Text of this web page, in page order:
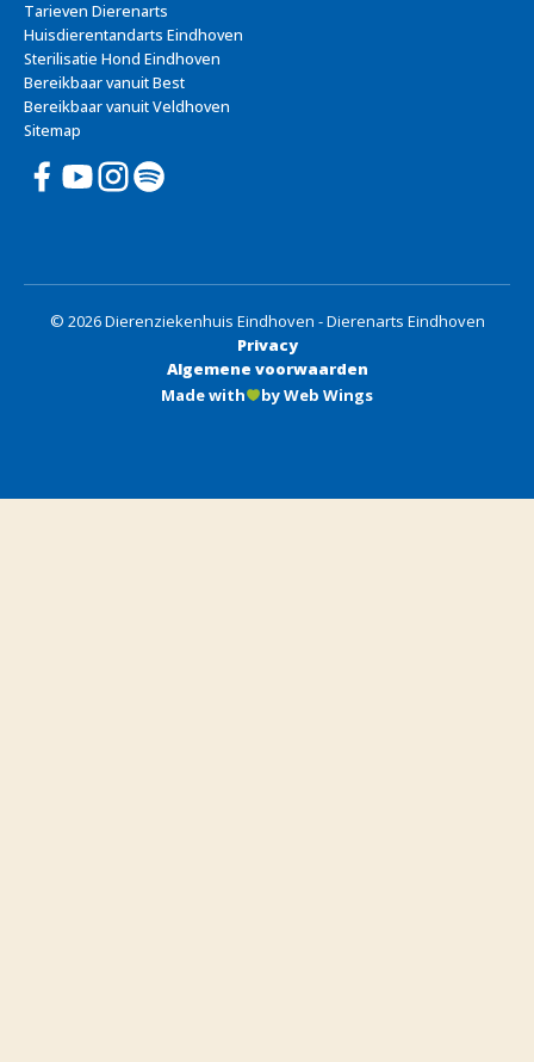
Tarieven Dierenarts
Huisdierentandarts Eindhoven
Sterilisatie Hond Eindhoven
Bereikbaar vanuit Best
Bereikbaar vanuit Veldhoven
Sitemap
© 2026 Dierenziekenhuis Eindhoven - Dierenarts Eindhoven
Privacy
Algemene voorwaarden
Made with
by Web Wings